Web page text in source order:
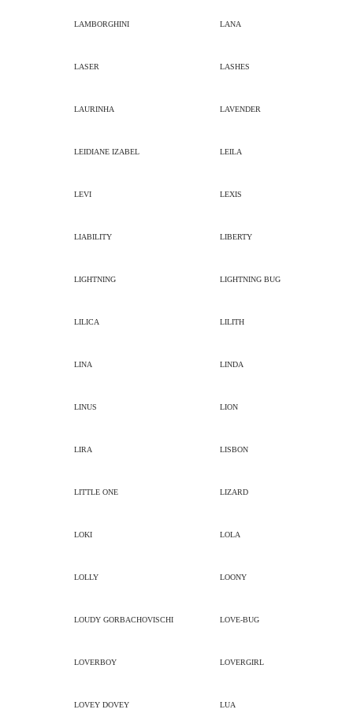
LAMBORGHINI LANA
LASER LASHES
LAURINHA LAVENDER
LEIDIANE IZABEL LEILA
LEVI LEXIS
LIABILITY LIBERTY
LIGHTNING LIGHTNING BUG
LILICA LILITH
LINA LINDA
LINUS LION
LIRA LISBON
LITTLE ONE LIZARD
LOKI LOLA
LOLLY LOONY
LOUDY GORBACHOVISCHI LOVE-BUG
LOVERBOY LOVERGIRL
LOVEY DOVEY LUA